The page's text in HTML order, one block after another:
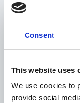
Consent
This website uses
We use cookies to
provide social
3 Ottobre 2017
in Borsa a Milano
Italia